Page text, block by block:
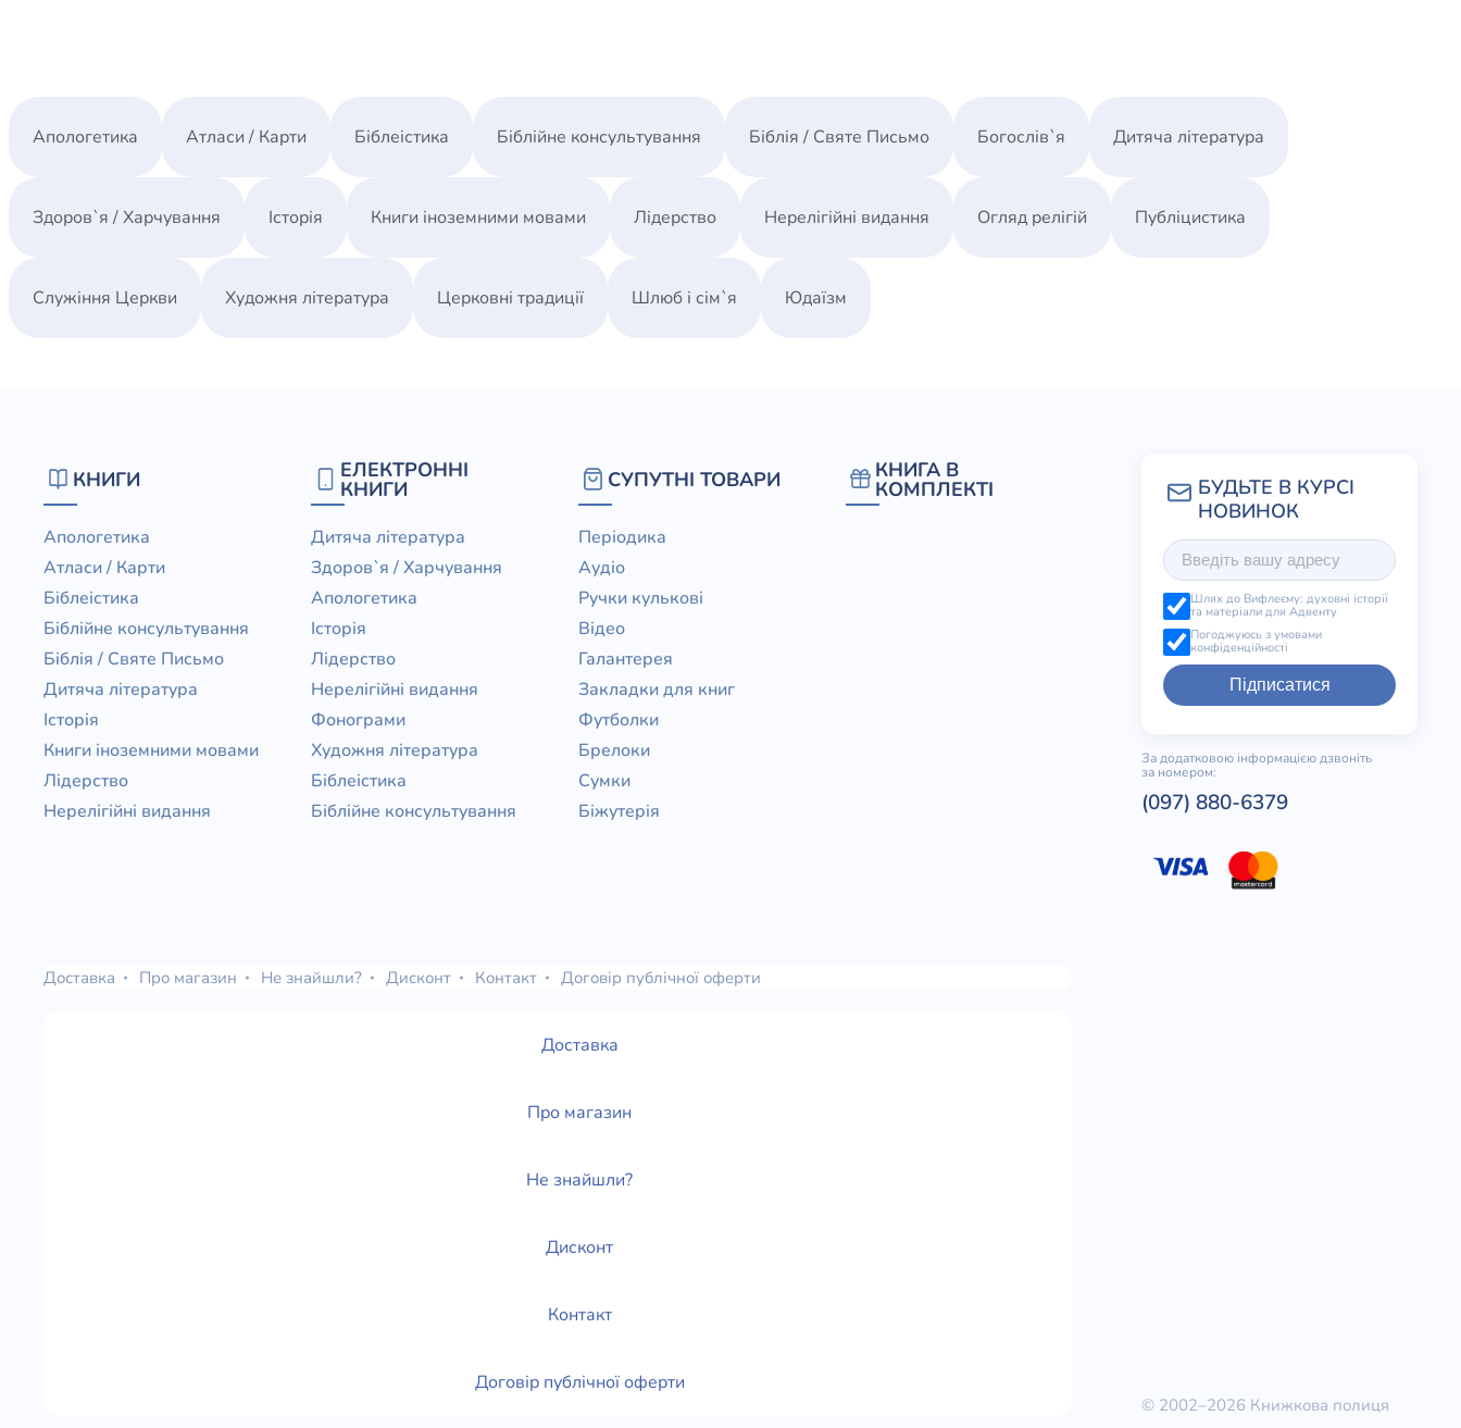
Апологетика Атласи / Карти Біблеістика Біблійне консультування Біблія / Святе Письмо Богослів`я Дитяча література
Здоров`я / Харчування Історія Книги іноземними мовами Лідерство Нерелігійні видання Огляд релігій Публіцистика
Служіння Церкви Художня література Церковні традиції Шлюб і сім`я Юдаїзм
КНИГИ
Апологетика
Атласи / Карти
Біблеістика
Біблійне консультування
Біблія / Святе Письмо
Дитяча література
Історія
Книги іноземними мовами
Лідерство
Нерелігійні видання
ЕЛЕКТРОННІ
КНИГИ
Дитяча література
Здоров`я / Харчування
Апологетика
Історія
Лідерство
Нерелігійні видання
Фонограми
Художня література
Біблеістика
Біблійне консультування
СУПУТНІ ТОВАРИ
Періодика
Аудіо
Ручки кулькові
Відео
Галантерея
Закладки для книг
Футболки
Брелоки
Сумки
Біжутерія
КНИГА В
КОМПЛЕКТІ
Шлях до Вифлеєму: духовні історії
та матеріали для Адвенту
Погоджуюсь з умовами
конфіденційності
Підписатися
За додатковою інформацією дзвоніть
за номером:
(097) 880-6379
Доставка Про магазин Не знайшли? Дисконт Контакт Договір публічної оферти
Доставка
Про магазин
Не знайшли?
Дисконт
Контакт
Договір публічної оферти
© 2002–2026 Книжкова полиця